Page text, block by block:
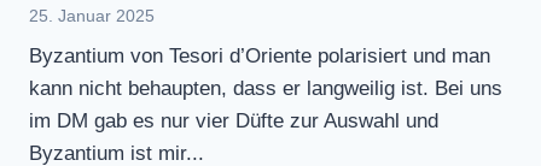
25. Januar 2025
Byzantium von Tesori d’Oriente polarisiert und man
kann nicht behaupten, dass er langweilig ist. Bei uns
im DM gab es nur vier Düfte zur Auswahl und
Byzantium ist mir...